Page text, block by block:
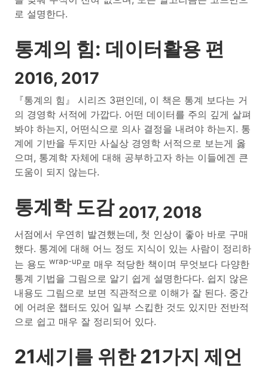
로 설명한다.
통계의 힘: 데이터활용 편
2016, 2017
『통계의 힘』 시리즈 3편인데, 이 책은 통계 보다는 거
의 경영학 서적에 가깝다. 어떤 데이터를 주의 깊게 살펴
봐야 하는지, 어떤식으로 의사 결정을 내려야 하는지. 통
계에 기반을 두지만 사실상 경영학 서적으로 보는게 옳
으며, 통계학 자체에 대해 공부하고자 하는 이들에겐 큰
도움이 되지 않는다.
통계학 도감 2017, 2018
서점에서 우연히 발견했는데, 첫 인상이 좋아 바로 구매
했다. 통계에 대해 어느 정도 지식이 있는 사람이 정리하
는 용도 wrap-up로 매우 적당한 책이며 무엇보다 다양한
통계 기법을 그림으로 알기 쉽게 설명한다다. 쉽지 않은
내용도 그림으로 보면 직관적으로 이해가 잘 된다. 중간
에 어려운 챕터도 있어 일부 스킵한 것도 있지만 전반적
으로 쉽고 매우 잘 정리되어 있다.
21세기를 위한 21가지 제언